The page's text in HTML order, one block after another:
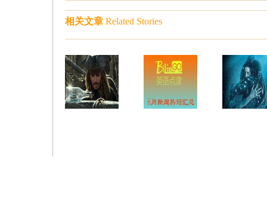
相关文章 Related Stories